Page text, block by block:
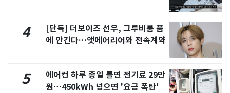
4
[단독] 더보이즈 선우, 그루비룸 품
에 안긴다…앳에어리어와 전속계약
5
에어컨 하루 종일 틀면 전기료 29만
원…450kWh 넘으면 '요금 폭탄'